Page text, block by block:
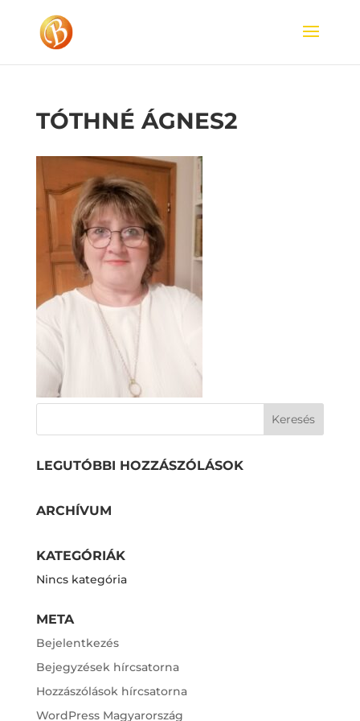
TÓTHNÉ ÁGNES2
LEGUTÓBBI HOZZÁSZÓLÁSOK
ARCHÍVUM
KATEGÓRIÁK
Nincs kategória
META
Bejelentkezés
Bejegyzések hírcsatorna
Hozzászólások hírcsatorna
WordPress Magyarország